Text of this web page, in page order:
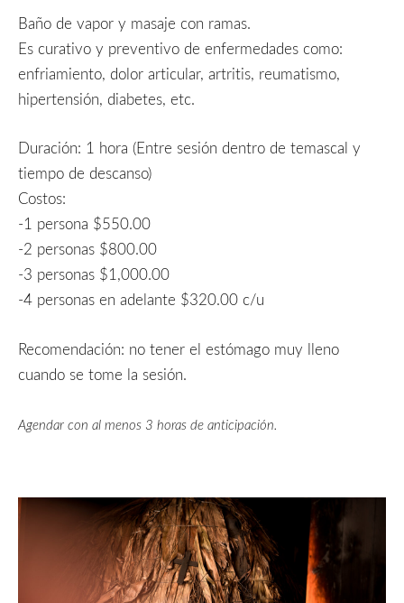
Baño de vapor y masaje con ramas.
Es curativo y preventivo de enfermedades como:
enfriamiento, dolor articular, artritis, reumatismo,
hipertensión, diabetes, etc.
Duración: 1 hora (Entre sesión dentro de temascal y
tiempo de descanso)
Costos:
-1 persona $550.00
-2 personas $800.00
-3 personas $1,000.00
-4 personas en adelante $320.00 c/u
Recomendación: no tener el estómago muy lleno
cuando se tome la sesión.
Agendar con al menos 3 horas de anticipación.